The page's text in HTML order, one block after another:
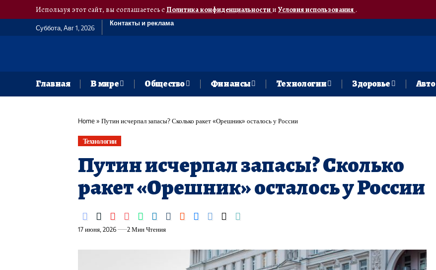
Используя этот сайт, вы соглашаетесь сПолитика конфиденциальностии Условия использования.
Суббота, Авг 1, 2026
Контакты и реклама
Главная В мире Общество Финансы Технологии Здоровье Авто
Home» Путин исчерпал запасы? Сколько ракет «Орешник» осталось у России
Технологии
Путин исчерпал запасы? Сколько
ракет «Орешник» осталось у России
17 июня, 2026 2 Мин Чтения